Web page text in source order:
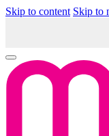
Skip to content Skip to